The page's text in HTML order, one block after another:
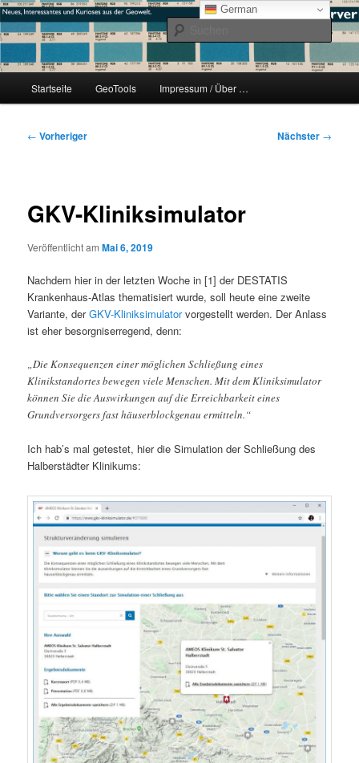
Zum
primären
Inhalt
springen#geoObserver
mikeE's GeoBlog
Startseite GeoTools Impressum / Über …
Beitragsnavigation
← Vorheriger Nächster →
GKV-Kliniksimulator
Veröffentlicht amMai 6, 2019
Nachdem hier in der letzten Woche in [1] der DESTATIS
Krankenhaus-Atlas thematisiert wurde, soll heute eine zweite
Variante, derGKV-Kliniksimulatorvorgestellt werden. Der Anlass
ist eher besorgniserregend, denn:
„Die Konsequenzen einer möglichen Schließung eines
Klinikstandortes bewegen viele Menschen. Mit dem Kliniksimulator
können Sie die Auswirkungen auf die Erreichbarkeit eines
Grundversorgers fast häuserblockgenau ermitteln.“
Ich hab’s mal getestet, hier die Simulation der Schließung des
Halberstädter Klinikums:
German